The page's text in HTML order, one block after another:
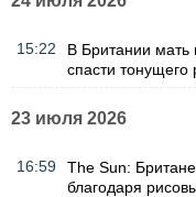
15:22
В Британии мать
спасти тонущего
23 июля 2026
16:59
The Sun:
благодаря